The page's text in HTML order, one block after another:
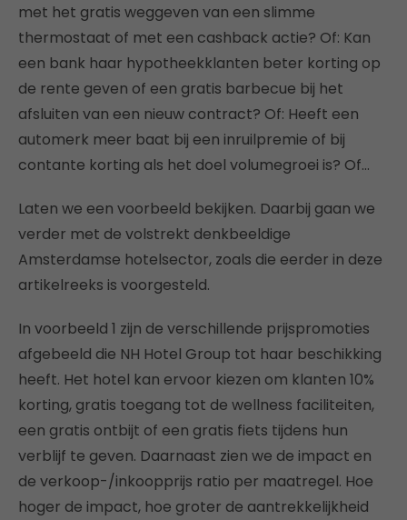
met het gratis weggeven van een slimme
thermostaat of met een cashback actie? Of: Kan
een bank haar hypotheekklanten beter korting op
de rente geven of een gratis barbecue bij het
afsluiten van een nieuw contract? Of: Heeft een
automerk meer baat bij een inruilpremie of bij
contante korting als het doel volumegroei is? Of…
Laten we een voorbeeld bekijken. Daarbij gaan we
verder met de volstrekt denkbeeldige
Amsterdamse hotelsector, zoals die eerder in deze
artikelreeks is voorgesteld.
In voorbeeld 1 zijn de verschillende prijspromoties
afgebeeld die NH Hotel Group tot haar beschikking
heeft. Het hotel kan ervoor kiezen om klanten 10%
korting, gratis toegang tot de wellness faciliteiten,
een gratis ontbijt of een gratis fiets tijdens hun
verblijf te geven. Daarnaast zien we de impact en
de verkoop-/inkoopprijs ratio per maatregel. Hoe
hoger de impact, hoe groter de aantrekkelijkheid